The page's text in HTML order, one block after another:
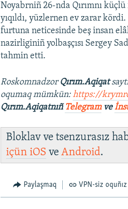
Noyabrniñ 26-nda Qırımnı
yıqıldı, yüzlernen ev zarar
furtuna neticesinde beş insan
nazirliginiñ yolbaşçısı Sergey
tahmin etti.
Roskomnadzor Qırım.Aqiqat
oqumaq mümkün:https://
Qırım.AqiqatnıñTelegramve
Bloklav ve tsenzurasız
içüniOS veAndroid.
Paylaşmaq VPN-siz oquñız